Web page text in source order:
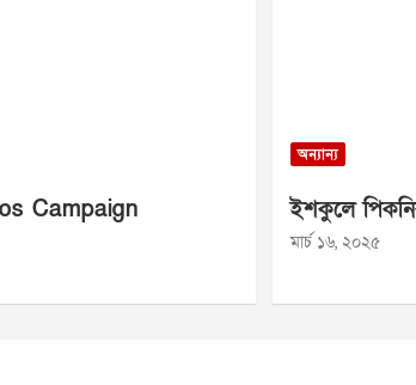
Campaign
অন্যান্য
ইশকুলে
মার্চ ১৬, ২০২৫